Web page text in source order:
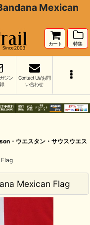
Mexican
カート 特集
ジン
Contact Us/お問
い合わせ
・ウエスタン・サウスウエス
Mexican Flag